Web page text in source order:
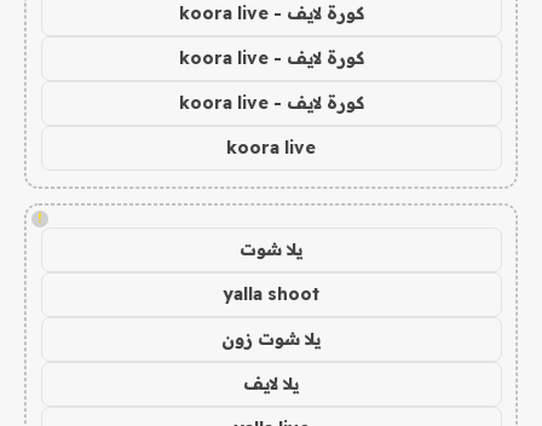
كورة لايف - koora live
كورة لايف - koora live
كورة لايف - koora live
koora live
!
يلا شوت
yalla shoot
يلا شوت زون
يلا لايف